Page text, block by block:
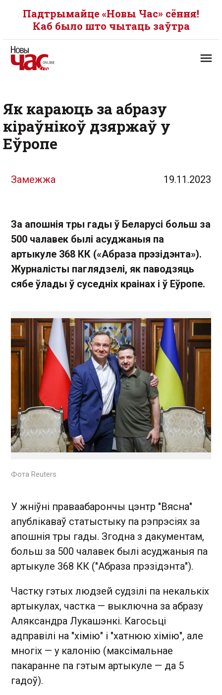
Падтрымайце «Новы Час» сёння!
Каб было што чытаць заўтра
Як караюць за абразу
кіраўнікоў дзяржаў у
Еўропе
Замежжа 19.11.2023
За апошнія тры гады ў Беларусі больш за
500 чалавек былі асуджаныя па
артыкуле 368 КК («Абраза прэзідэнта»).
Журналісты паглядзелі, як паводзяць
сябе ўлады ў суседніх краінах і ў Еўропе.
Фота Reuters
У жніўні праваабарончы цэнтр "Вясна"
апублікаваў статыстыку па рэпрэсіях за
апошнія тры гады. Згодна з дакументам,
больш за 500 чалавек былі асуджаныя па
артыкуле 368 КК ("Абраза прэзідэнта").
Частку гэтых людзей судзілі па некалькіх
артыкулах, частка — выключна за абразу
Аляксандра Лукашэнкі. Кагосьці
адправілі на "хімію" і "хатнюю хімію", але
многіх — у калонію (максімальнае
пакаранне па гэтым артыкуле — да 5
гадоў).